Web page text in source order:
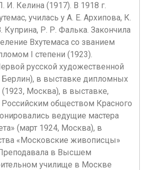
И. Келина (1917). В 1918 г.
училась у А. Е. Архипова, К.
Куприна, Р. Р. Фалька. Закончила
Вхутемаса со званием
I степени (1923).
русской художественной
Берлин), в выставке дипломных
(1923, Москва), в выставке,
Российским обществом Красного
ведущие мастера
(март 1924, Москва), в
«Московские живописцы»
в Высшем
училище в Москве